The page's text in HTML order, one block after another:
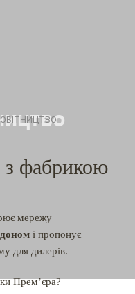
з фабрикою
мережу
і пропонує
для дилерів.
Прем’єра?